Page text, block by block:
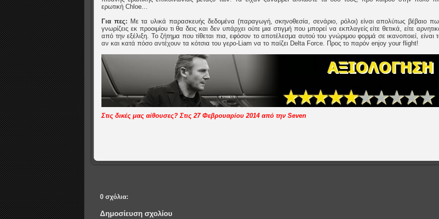
ερωτική Chloe...
Για πες: Με τα υλικά παρασκευής δεδομένα (παραγωγή, σκηνοθεσία, σενάριο, ρόλοι) είναι απολύτως βέβαιο
γνωρίζεις εκ προοιμίου τι θα δεις και δεν υπάρχει ούτε μια στιγμή που μπορεί να εκπλαγείς είτε θετικά, είτε
από την εξέλιξη. Το ζήτημα που τίθεται πια, εφόσον το αποτέλεσμα αυτού του γνώριμου φορμά σε ικανοποιεί, είναι
αν και κατά πόσο αντέχουν τα κότσια του γερο-Liam να το παίζει Delta Force. Προς το παρόν enjoy your flight!
Στις δικές μας αίθουσες? Στις 27 Φεβρουαρίου 2014 από την Seven
0 σχόλια:
Δημοσίευση σχολίου